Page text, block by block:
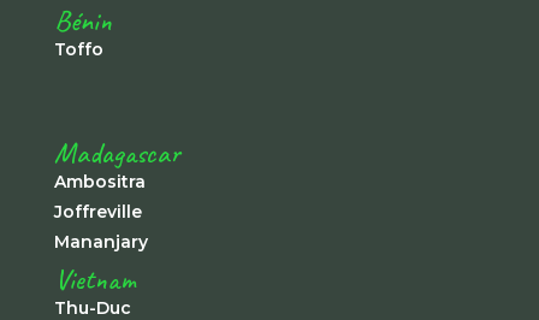
Bénin
Toffo
Madagascar
Ambositra
Joffreville
Mananjary
Vietnam
Thu-Duc